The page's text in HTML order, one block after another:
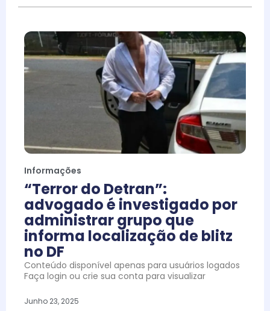
Informações
“Terror do Detran”:
advogado é investigado por
administrar grupo que
informa localização de blitz
no DF
Conteúdo disponível apenas para usuários logados
Faça login ou crie sua conta para visualizar
Junho 23, 2025